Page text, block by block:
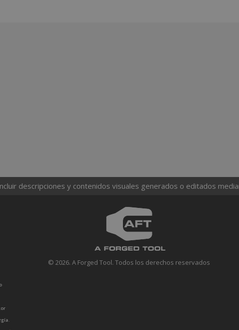
descripciones y contenidos visuales generados o editados
© 2026. A Forged Tool. Todos los derechos reservados